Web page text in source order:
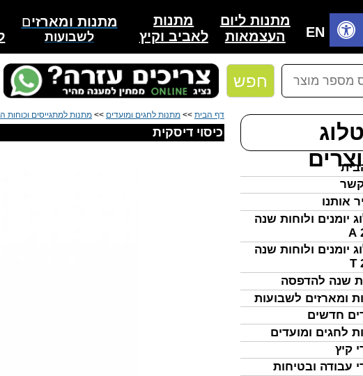
חפש
אותנו
יומנים ולוחות שנה
יומנים ולוחות שנה
שנה להדפסה
ומארזים לשבועות
חדשים
לחגים ומועדים
קיץ
עבודה ובטיחות
EN
מתנות
לאביב וקיץ
מתנות ומארזים
לשבועות
מתנות ליום
העצמאות
דף הבית >> מתנות לחגים ומועדים >> מתנות למתגייסים וכוחות
כיסוי דיסקית